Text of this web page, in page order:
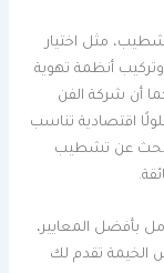
مثل اختيار
وتركيب أنظمة تهوية
أن شركة الفن
اقتصادية تناسب
يبحث عن تشطيب
بأفضل المعايير،
الخيمة تقدم لك